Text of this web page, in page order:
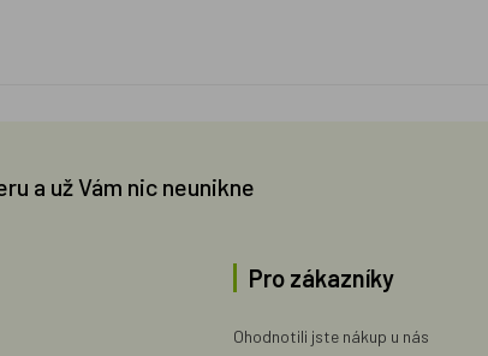
a už Vám nic neunikne
Pro zákazníky
Ohodnotili jste nákup u nás